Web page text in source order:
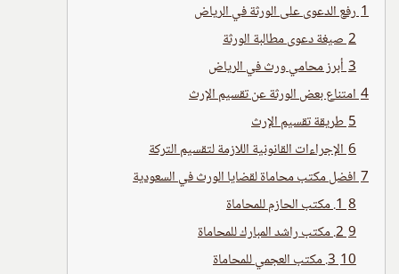
1 رفع الدعوى على الورثة في الرياض
2صيغة دعوى مطالبة الورثة
3أبرز محامي ورث في الرياض
4امتناع بعض الورثة عن تقسيم الإرث
5طريقة تقسيم الإرث
6الإجراءات القانونية اللازمة لتقسيم التركة
7افضل مكتب محاماة لقضايا الورث في السعودية
81. مكتب الحازم للمحاماة
92. مكتب راشد المبارك للمحاماة
103. مكتب العجمي للمحاماة